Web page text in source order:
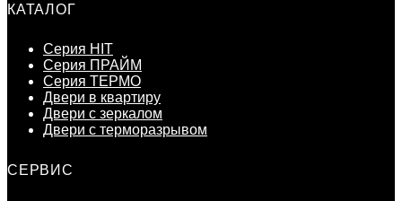
КАТАЛОГ
Серия HIT
Серия ПРАЙМ
Серия ТЕРМО
Двери в квартиру
Двери с зеркалом
Двери с терморазрывом
СЕРВИС